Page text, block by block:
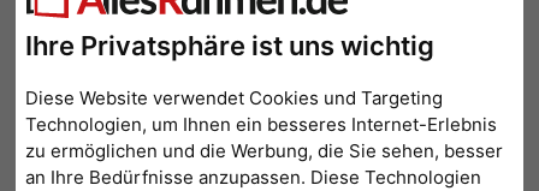
Ihre Privatsphäre ist uns wichtig
Diese Website verwendet Cookies und Targeting
Technologien, um Ihnen ein besseres Internet-Erlebnis
zu ermöglichen und die Werbung, die Sie sehen, besser
an Ihre Bedürfnisse anzupassen. Diese Technologien
4er Galerierahmen Uppsala,
50x50 cm - 15x20 cm